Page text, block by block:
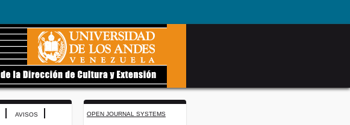
OPEN JOURNAL SYSTEMS
AVISOS